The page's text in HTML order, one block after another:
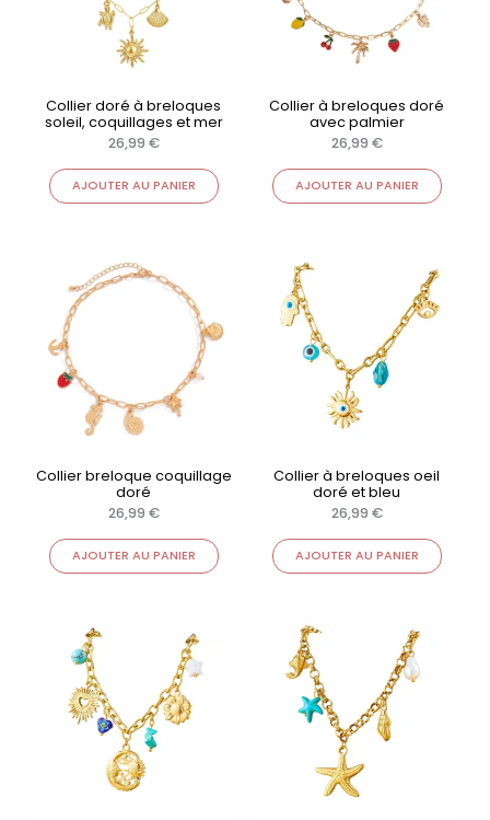
Collier doré à breloques
soleil, coquillages et mer
26,99 €
AJOUTER AU PANIER
Collier à breloques doré
avec palmier
26,99 €
AJOUTER AU PANIER
Collier breloque coquillage
doré
26,99 €
AJOUTER AU PANIER
Collier à breloques oeil
doré et bleu
26,99 €
AJOUTER AU PANIER